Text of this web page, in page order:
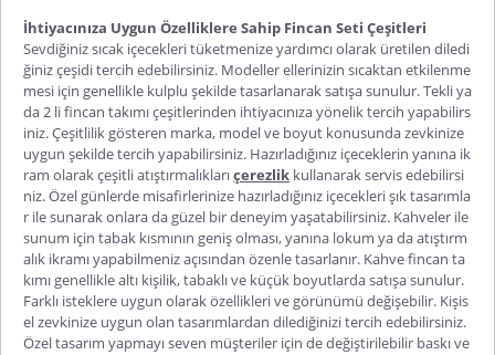
İhtiyacınıza Uygun Özelliklere Sahip Fincan Seti Çeşitleri
Sevdiğiniz sıcak içecekleri tüketmenize yardımcı olarak üretilen diledi
ğiniz çeşidi tercih edebilirsiniz. Modeller ellerinizin sıcaktan etkilenme
mesi için genellikle kulplu şekilde tasarlanarak satışa sunulur. Tekli ya
da2 li fincan takımıçeşitlerinden ihtiyacınıza yönelik tercih yapabilirs
iniz. Çeşitlilik gösteren marka, model ve boyut konusunda zevkinize
uygun şekilde tercih yapabilirsiniz. Hazırladığınız içeceklerin yanına ik
ram olarak çeşitli atıştırmalıklarıçerezlik kullanarak servis edebilirsi
niz. Özel günlerde misafirlerinize hazırladığınız içecekleri şık tasarımla
r ile sunarak onlara da güzel bir deneyim yaşatabilirsiniz. Kahveler ile
sunum için tabak kısmının geniş olması, yanına lokum ya da atıştırm
alık ikramı yapabilmeniz açısından özenle tasarlanır. Kahve fincan ta
kımı genellikle altı kişilik, tabaklı ve küçük boyutlarda satışa sunulur.
Farklı isteklere uygun olarak özellikleri ve görünümü değişebilir. Kişis
el zevkinize uygun olan tasarımlardan dilediğinizi tercih edebilirsiniz.
Özel tasarım yapmayı seven müşteriler için de değiştirilebilir baskı ve